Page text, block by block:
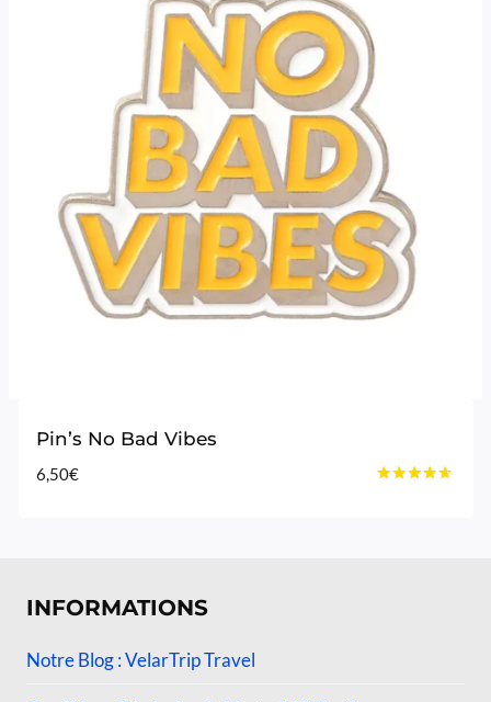
Pin’s No Bad Vibes
6,50€
INFORMATIONS
Notre Blog : VelarTrip Travel